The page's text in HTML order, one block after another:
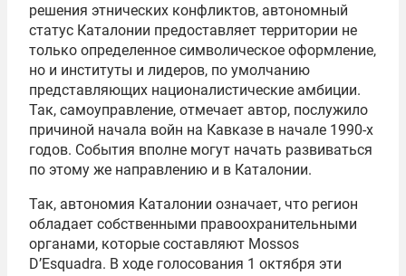
решения этнических конфликтов, автономный
статус Каталонии предоставляет территории не
только определенное символическое оформление,
но и институты и лидеров, по умолчанию
представляющих националистические амбиции.
Так, самоуправление, отмечает автор, послужило
причиной начала войн на Кавказе в начале 1990-х
годов. События вполне могут начать развиваться
по этому же направлению и в Каталонии.
Так, автономия Каталонии означает, что регион
обладает собственными правоохранительными
органами, которые составляют Mossos
D’Esquadra. В ходе голосования 1 октября эти